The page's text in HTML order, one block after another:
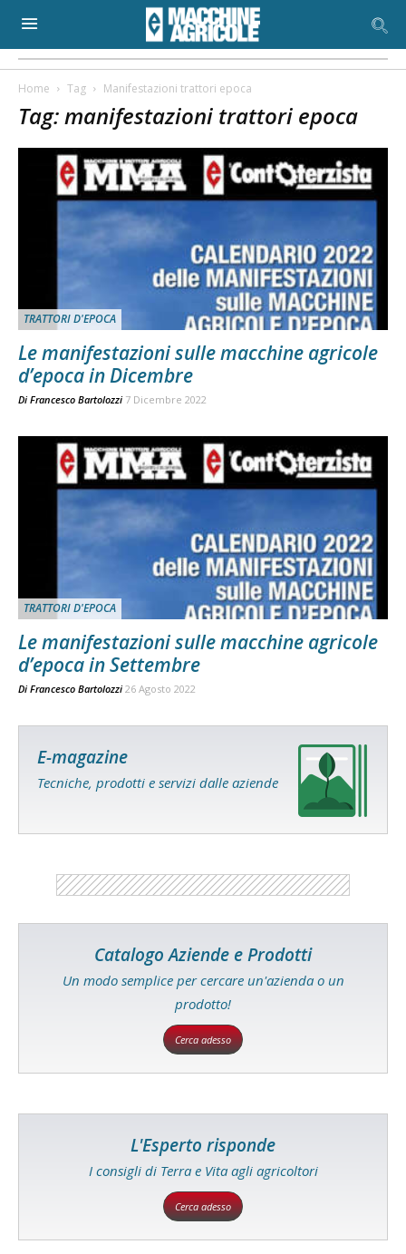
Home Tag Manifestazioni trattori epoca
Tag: manifestazioni trattori epoca
TRATTORI D'EPOCA
Le manifestazioni sulle macchine agricole
d’epoca in Dicembre
Di Francesco Bartolozzi 7 Dicembre 2022
TRATTORI D'EPOCA
Le manifestazioni sulle macchine agricole
d’epoca in Settembre
Di Francesco Bartolozzi 26 Agosto 2022
E-magazine
Tecniche, prodotti e servizi dalle aziende
Catalogo Aziende e Prodotti
Un modo semplice per cercare un'azienda o un
prodotto!
Cerca adesso
L'Esperto risponde
I consigli di Terra e Vita agli agricoltori
Cerca adesso